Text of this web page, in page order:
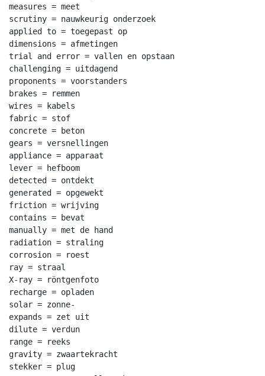
measures = meet
scrutiny = nauwkeurig onderzoek
applied to = toegepast op
dimensions = afmetingen
trial and error = vallen en opstaan
challenging = uitdagend
proponents = voorstanders
brakes = remmen
wires = kabels
fabric = stof
concrete = beton
gears = versnellingen
appliance = apparaat
lever = hefboom
detected = ontdekt
generated = opgewekt
friction = wrijving
contains = bevat
manually = met de hand
radiation = straling
corrosion = roest
ray = straal
X-ray = röntgenfoto
recharge = opladen
solar = zonne-
expands = zet uit
dilute = verdun
range = reeks
gravity = zwaartekracht
stekker = plug